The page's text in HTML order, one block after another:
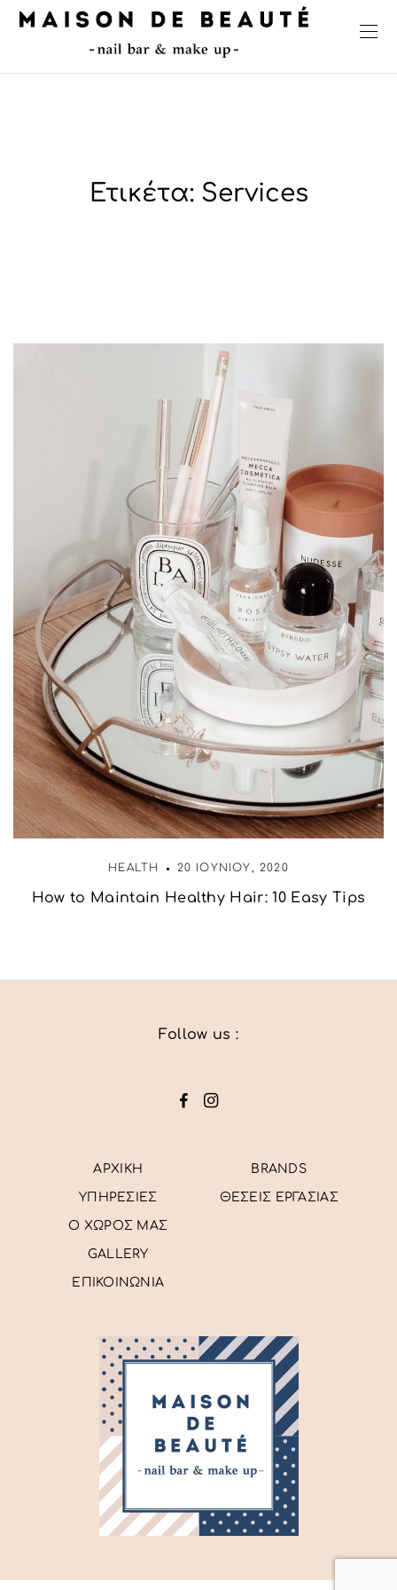
Ετικέτα: Services
HEALTH 20 ΙΟΥΝΊΟΥ, 2020
How to Maintain Healthy Hair: 10 Easy Tips
ΑΡΧΙΚΗ
ΥΠΗΡΕΣΙΕΣ
Ο ΧΩΡΟΣ ΜΑΣ
GALLERY
ΕΠΙΚΟΙΝΩΝΙΑ
BRANDS
ΘΕΣΕΙΣ ΕΡΓΑΣΙΑΣ
Follow us :